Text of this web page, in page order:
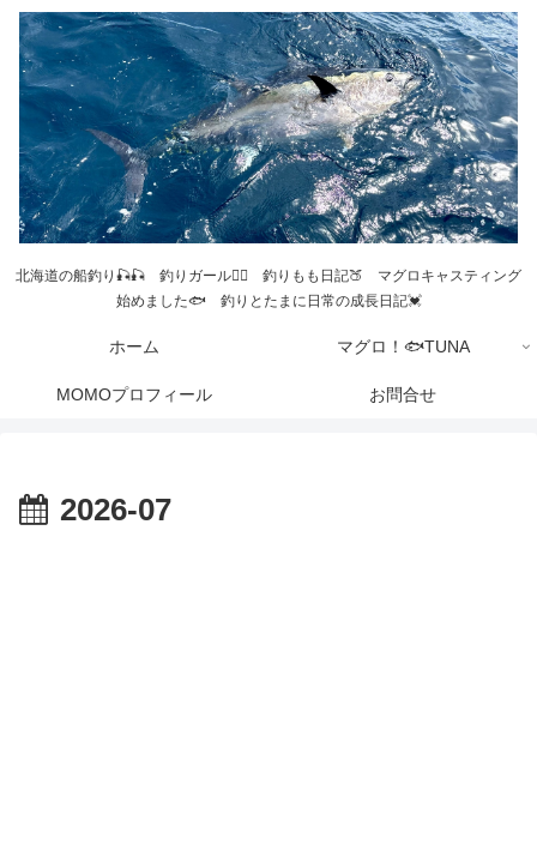
北海道の船釣り🎣🎣 釣りガール💁‍♀️ 釣りもも日記🍑 マグロキャスティング
始めました🐟 釣りとたまに日常の成長日記💓
ホーム マグロ！🐟TUNA
MOMOプロフィール お問合せ
2026-07